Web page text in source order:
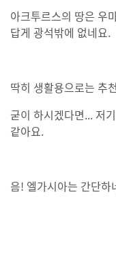
아크투르스의 땅은 우
답게 광석밖에 없네요.
딱히 생활용으로는 추
굳이 하시겠다면... 저
같아요.
음! 엘가시아는 간단하